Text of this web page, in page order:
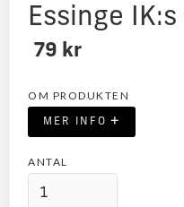
Essinge
79 kr
OM PRODUKTEN
MER INFO +
ANTAL